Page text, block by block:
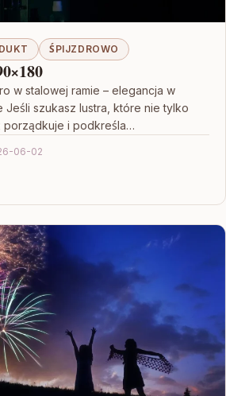
ŚPIJZDROWO
w stalowej ramie – elegancja w
szukasz lustra, które nie tylko
porządkuje i podkreśla…
06-02